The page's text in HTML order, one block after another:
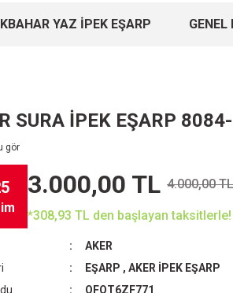
YAZ İPEK EŞARP
SURA İPEK EŞARP
gör
3.000,00 TL 4.000,00 TL
*308,93 TL den başlayan taksitlerle!
AKER
EŞARP , AKER İPEK EŞARP
QFQT6ZF771